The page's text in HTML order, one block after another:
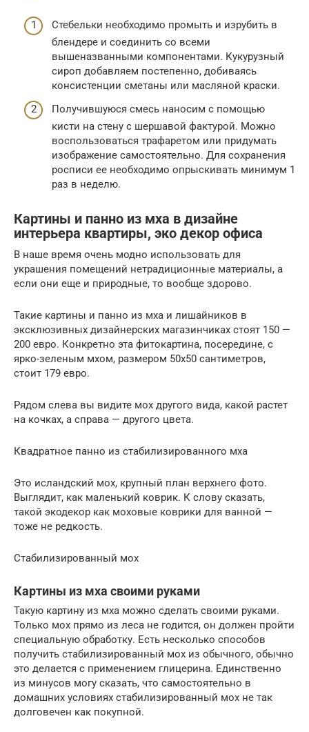
Стебельки необходимо промыть и изрубить в
блендере и соединить со всеми
вышеназванными компонентами. Кукурузный
сироп добавляем постепенно, добиваясь
консистенции сметаны или масляной краски.
Получившуюся смесь наносим с помощью
кисти на стену с шершавой фактурой. Можно
воспользоваться трафаретом или придумать
изображение самостоятельно. Для сохранения
росписи ее необходимо опрыскивать минимум 1
раз в неделю.
Картины и панно из мха в дизайне
интерьера квартиры, эко декор офиса
В наше время очень модно использовать для
украшения помещений нетрадиционные материалы, а
если они еще и природные, то вообще здорово.
Такие картины и панно из мха и лишайников в
эксклюзивных дизайнерских магазинчиках стоят 150 —
200 евро. Конкретно эта фитокартина, посередине, с
ярко-зеленым мхом, размером 50х50 сантиметров,
стоит 179 евро.
Рядом слева вы видите мох другого вида, какой растет
на кочках, а справа — другого цвета.
Квадратное панно из стабилизированного мха
Это исландский мох, крупный план верхнего фото.
Выглядит, как маленький коврик. К слову сказать,
такой экодекор как моховые коврики для ванной —
тоже не редкость.
Стабилизированный мох
Картины из мха своими руками
Такую картину из мха можно сделать своими руками.
Только мох прямо из леса не годится, он должен пройти
специальную обработку. Есть несколько способов
получить стабилизированный мох из обычного, обычно
это делается с применением глицерина. Единственно
из минусов могу сказать, что самостоятельно в
домашних условиях стабилизированный мох не так
долговечен как покупной.